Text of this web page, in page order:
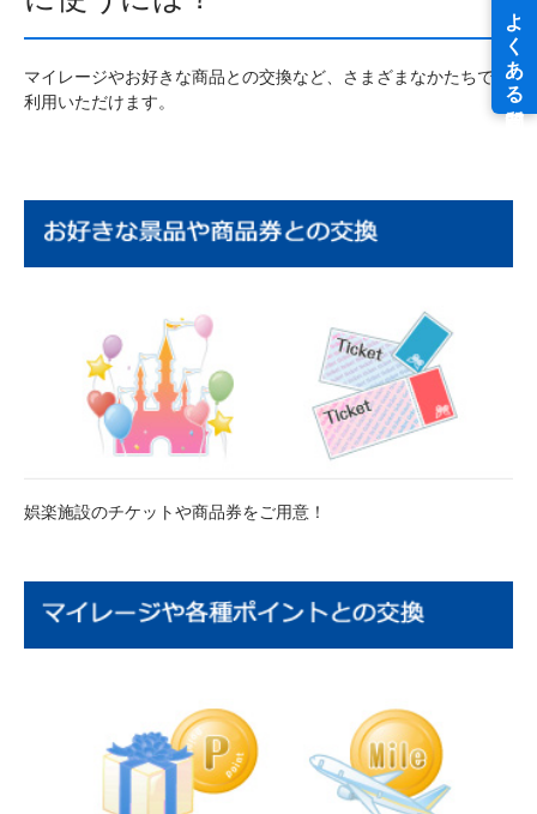
マイレージやお好きな商品との交換など、さまざまなかたちでご
利用いただけます。
娯楽施設のチケットや商品券をご用意！